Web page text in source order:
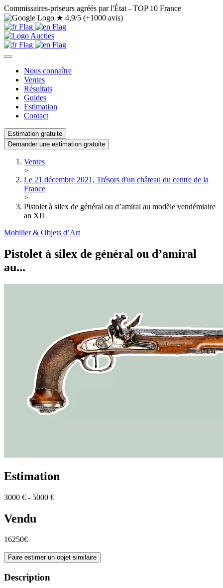
Commissaires-priseurs agréés par l'État - TOP 10 France
★ 4,9/5 (+1000 avis)
Nous connaître
Ventes
Résultats
Guides
Estimation
Contact
Estimation gratuite
Demander une estimation gratuite
Ventes
>
Le 21 décembre 2021, Trésors d'un château du centre de la
France
>
Pistolet à silex de général ou d’amiral au modèle vendémiaire
an XII
Mobilier & Objets d’Art
Pistolet à silex de général ou d’amiral
au...
Estimation
3000 € - 5000 €
Vendu
16250€
Faire estimer un objet similaire
Description